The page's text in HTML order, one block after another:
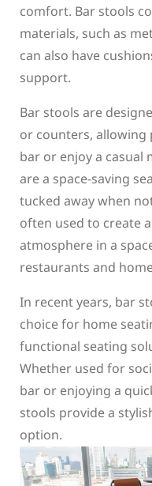
comfort. Bar stools
materials, such as
can also have
support.
Bar stools are
or counters, allowing
bar or enjoy a casual
are a space-saving
tucked away when
often used to create
atmosphere in a
restaurants and
In recent years, bar
choice for home
functional seating
Whether used for
bar or enjoying a
stools provide a
option.